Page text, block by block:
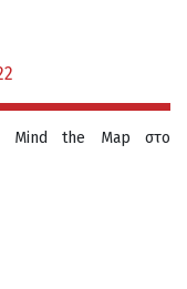
Mind the Map στο